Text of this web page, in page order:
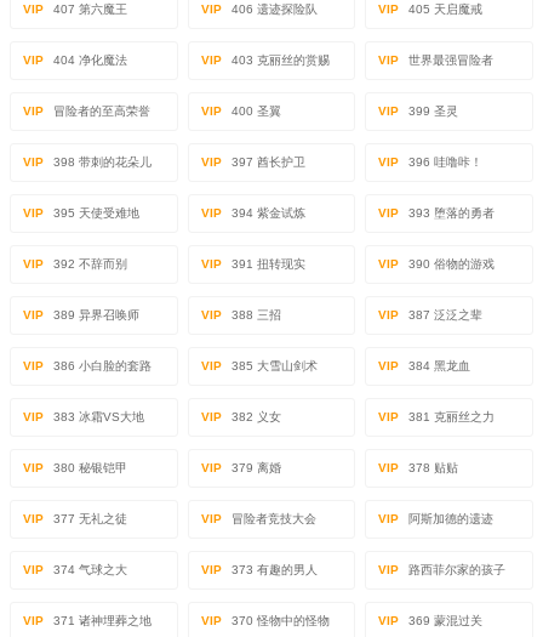
VIP 407 第六魔王 VIP 406 遗迹探险队 VIP 405 天启魔戒
VIP 404 净化魔法 VIP 403 克丽丝的赏赐 VIP 世界最强冒险者
VIP 冒险者的至高荣誉 VIP 400 圣翼 VIP 399 圣灵
VIP 398 带刺的花朵儿 VIP 397 酋长护卫 VIP 396 哇噜咔！
VIP 395 天使受难地 VIP 394 紫金试炼 VIP 393 堕落的勇者
VIP 392 不辞而别 VIP 391 扭转现实 VIP 390 俗物的游戏
VIP 389 异界召唤师 VIP 388 三招 VIP 387 泛泛之辈
VIP 386 小白脸的套路 VIP 385 大雪山剑术 VIP 384 黑龙血
VIP 383 冰霜VS大地 VIP 382 义女 VIP 381 克丽丝之力
VIP 380 秘银铠甲 VIP 379 离婚 VIP 378 贴贴
VIP 377 无礼之徒 VIP 冒险者竞技大会 VIP 阿斯加德的遗迹
VIP 374 气球之大 VIP 373 有趣的男人 VIP 路西菲尔家的孩子
VIP 371 诸神埋葬之地 VIP 370 怪物中的怪物 VIP 369 蒙混过关